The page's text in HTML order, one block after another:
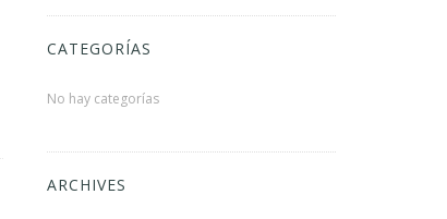
CATEGORÍAS
No hay categorías
ARCHIVES